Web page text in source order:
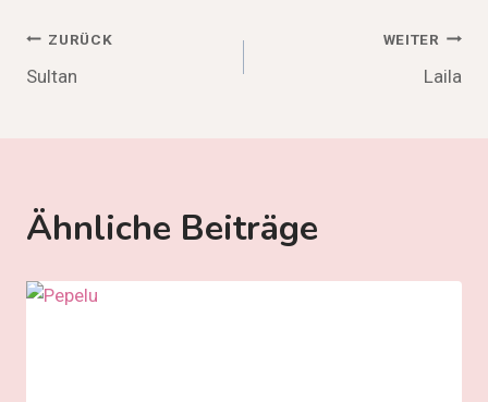
Beitragsnavigation
ZURÜCK
Sultan
WEITER
Laila
Ähnliche Beiträge